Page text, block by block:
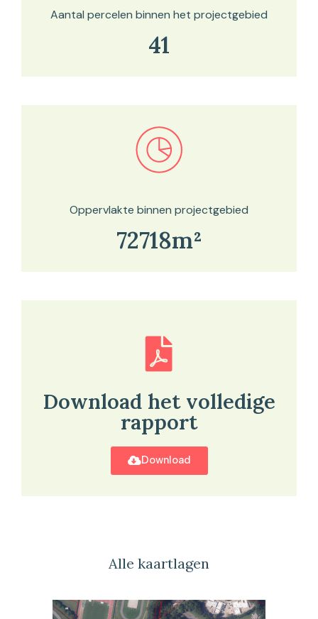
Aantal percelen binnen het projectgebied
41
Bekijk in onze kaartviewer
Oppervlakte binnen projectgebied
72718m²
Download het volledige
rapport
Download
Alle kaartlagen